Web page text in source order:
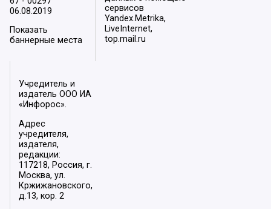
06.08.2019
Показать
баннерные места
сервисов
Yandex.Metrika,
LiveInternet,
top.mail.ru
Учредитель и
издатель ООО ИА
«Инфорос».
Адрес
учредителя,
издателя,
редакции:
117218, Россия, г.
Москва, ул.
Кржижановского,
д.13, кор. 2